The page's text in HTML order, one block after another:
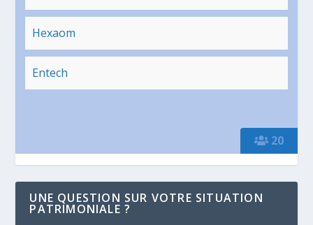
20
Hexaom
Entech
UNE QUESTION SUR VOTRE SITUATION
PATRIMONIALE ?